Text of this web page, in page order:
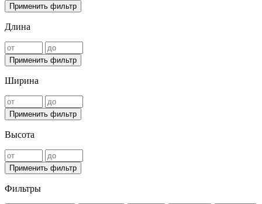
Применить фильтр
Длина
Применить фильтр
Ширина
Применить фильтр
Высота
Применить фильтр
Фильтры